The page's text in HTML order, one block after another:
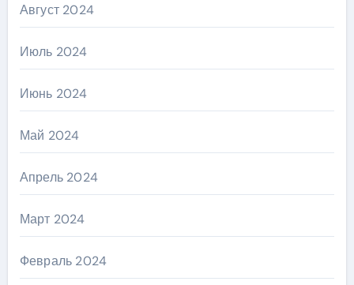
Август 2024
Июль 2024
Июнь 2024
Май 2024
Апрель 2024
Март 2024
Февраль 2024